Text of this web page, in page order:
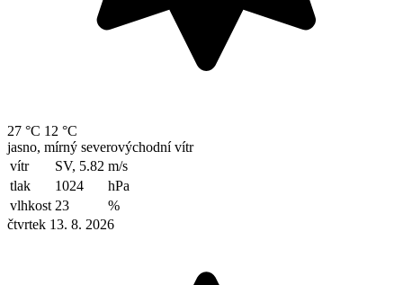
27 °C 12 °C
jasno, mírný severovýchodní vítr
vítr
SV, 5.82 m/s
tlak
1024
hPa
vlhkost 23
%
čtvrtek 13. 8. 2026